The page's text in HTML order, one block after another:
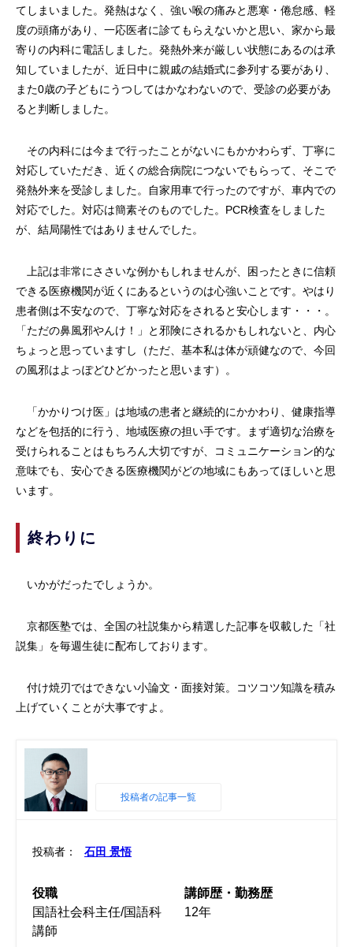
てしまいました。発熱はなく、強い喉の痛みと悪寒・倦怠感、軽
度の頭痛があり、一応医者に診てもらえないかと思い、家から最
寄りの内科に電話しました。発熱外来が厳しい状態にあるのは承
知していましたが、近日中に親戚の結婚式に参列する要があり、
また0歳の子どもにうつしてはかなわないので、受診の必要があ
ると判断しました。
その内科には今まで行ったことがないにもかかわらず、丁寧に
対応していただき、近くの総合病院につないでもらって、そこで
発熱外来を受診しました。自家用車で行ったのですが、車内での
対応でした。対応は簡素そのものでした。PCR検査をしました
が、結局陽性ではありませんでした。
上記は非常にささいな例かもしれませんが、困ったときに信頼
できる医療機関が近くにあるというのは心強いことです。やはり
患者側は不安なので、丁寧な対応をされると安心します・・・。
「ただの鼻風邪やんけ！」と邪険にされるかもしれないと、内心
ちょっと思っていますし（ただ、基本私は体が頑健なので、今回
の風邪はよっぽどひどかったと思います）。
「かかりつけ医」は地域の患者と継続的にかかわり、健康指導
などを包括的に行う、地域医療の担い手です。まず適切な治療を
受けられることはもちろん大切ですが、コミュニケーション的な
意味でも、安心できる医療機関がどの地域にもあってほしいと思
います。
終わりに
いかがだったでしょうか。
京都医塾では、全国の社説集から精選した記事を収載した「社
説集」を毎週生徒に配布しております。
付け焼刃ではできない小論文・面接対策。コツコツ知識を積み
上げていくことが大事ですよ。
投稿者の記事一覧
投稿者： 石田 景悟
役職
国語社会科主任/国語科
講師
講師歴・勤務歴
12年